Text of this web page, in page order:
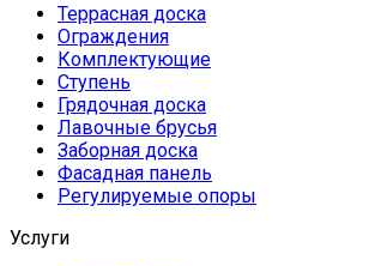
Террасная доска
Ограждения
Комплектующие
Ступень
Грядочная доска
Лавочные брусья
Заборная доска
Фасадная панель
Регулируемые опоры
Услуги